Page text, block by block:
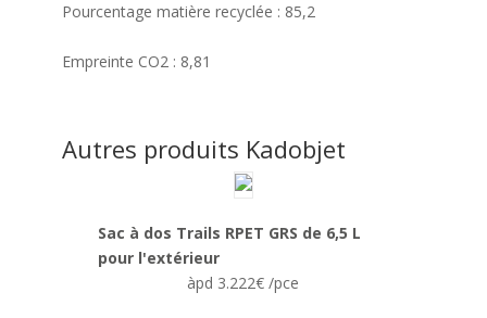
Pourcentage matière recyclée : 85,2
Empreinte CO2 : 8,81
Autres produits Kadobjet
Sac à dos Trails RPET GRS de 6,5 L
pour l'extérieur
àpd 3.222€ /pce